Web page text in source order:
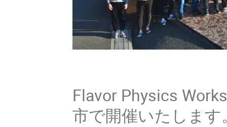
Flavor Physics
市で開催いたします